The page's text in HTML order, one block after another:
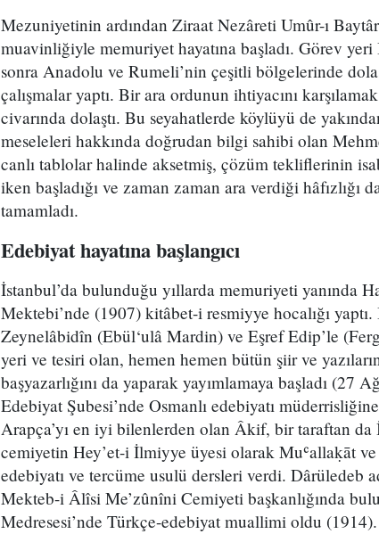
Mezuniyetinin ardından Ziraat Nezâreti Umûr-ı
muavinliğiyle memuriyet hayatına başladı. Görev
sonra Anadolu ve Rumeli’nin çeşitli bölgelerinde
çalışmalar yaptı. Bir ara ordunun ihtiyacını
civarında dolaştı. Bu seyahatlerde köylüyü de
meseleleri hakkında doğrudan bilgi sahibi olan
canlı tablolar halinde aksetmiş, çözüm tekliflerinin
iken başladığı ve zaman zaman ara verdiği hâfızlığı
tamamladı.
Edebiyat hayatına başlangıcı
İstanbul’da bulunduğu yıllarda memuriyeti
Mektebi’nde (1907) kitâbet-i resmiyye hocalığı
Zeynelâbidîn (Ebül‘ulâ Mardin) ve Eşref Edip’le
yeri ve tesiri olan, hemen hemen bütün şiir ve
başyazarlığını da yaparak yayımlamaya başladı (27
Edebiyat Şubesi’nde Osmanlı edebiyatı
Arapça’yı en iyi bilenlerden olan Âkif, bir taraftan da
cemiyetin Hey’et-i İlmiyye üyesi olarak Muʿallaḳāt
edebiyatı ve tercüme usulü dersleri verdi. Dârüledeb
Mekteb-i Âlîsi Me’zûnîni Cemiyeti başkanlığında
Medresesi’nde Türkçe-edebiyat muallimi oldu (1914).